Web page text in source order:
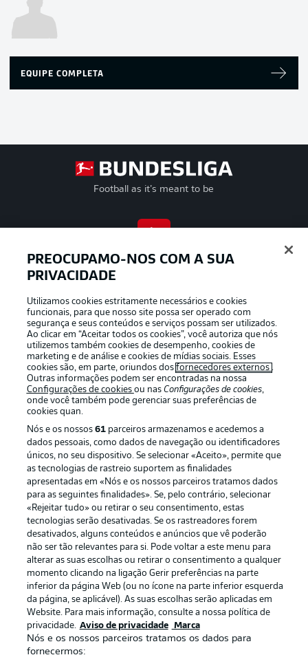
EQUIPE COMPLETA
Football as it’s meant to be
APLICATIVO DA BUNDESLIGA
Oferecido por
Publicidade Avisos legais
Aviso de privacidade
Termos de uso Emissoras
Trabalhe conosco Marca
Jogadores
PREOCUPAMO-NOS COM A SUA
PRIVACIDADE
Utilizamos cookies estritamente necessários e cookies
funcionais, para que nosso site possa ser operado com
segurança e seus conteúdos e serviços possam ser utilizados.
Ao clicar em “Aceitar todos os cookies”, você autoriza que nós
utilizemos também cookies de desempenho, cookies de
marketing e de análise e cookies de mídias sociais. Esses
cookies são, em parte, oriundos dos fornecedores externos .
Outras informações podem ser encontradas na nossa
Configurações de cookies ou nas Configurações de cookies,
onde você também pode gerenciar suas preferências de
cookies quan.
Nós e os nossos 61parceiros armazenamos e acedemos a
dados pessoais, como dados de navegação ou identificadores
únicos, no seu dispositivo. Se selecionar «Aceito», permite que
as tecnologias de rastreio suportem as finalidades
apresentadas em «Nós e os nossos parceiros tratamos dados
para as seguintes finalidades». Se, pelo contrário, selecionar
«Rejeitar tudo» ou retirar o seu consentimento, estas
tecnologias serão desativadas. Se os rastreadores forem
desativados, alguns conteúdos e anúncios que vê poderão
não ser tão relevantes para si. Pode voltar a este menu para
alterar as suas escolhas ou retirar o consentimento a qualquer
momento clicando na ligação Gerir preferências na parte
inferior da página Web (ou no ícone na parte inferior esquerda
da página, se aplicável). As suas escolhas serão aplicadas em
Website. Para mais informação, consulte a nossa política de
privacidade. Aviso de privacidade Marca
Nós e os nossos parceiros tratamos os dados para
fornecermos: